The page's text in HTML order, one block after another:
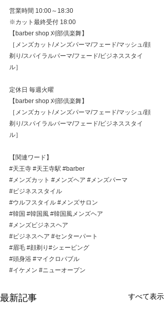
営業時間 10:00～18:30
※カット最終受付 18:00
【barber shop 刈部倶楽舞】
［メンズカット/メンズパーマ/フェード/マッシュ/顔
剃り/スパイラルパーマ/フェード/ビジネススタイ
ル］
定休日 毎週火曜
【barber shop 刈部倶楽舞】
［メンズカット/メンズパーマ/フェード/マッシュ/顔
剃り/スパイラルパーマ/フェード/ビジネススタイ
ル］
【関連ワード】
#天王寺 #天王寺駅 #barber
#メンズカット #メンズヘア #メンズパーマ
#ビジネススタイル
#ウルフスタイル #メンズサロン
#韓国 #韓国風 #韓国風メンズヘア
#メンズビジネスヘア
#ビジネスヘア #センターパート
#眉毛 #顔剃り #シェービング
#頭身浴 #マイクロバブル
#イケメン #ニューオープン
最新記事 すべて表示